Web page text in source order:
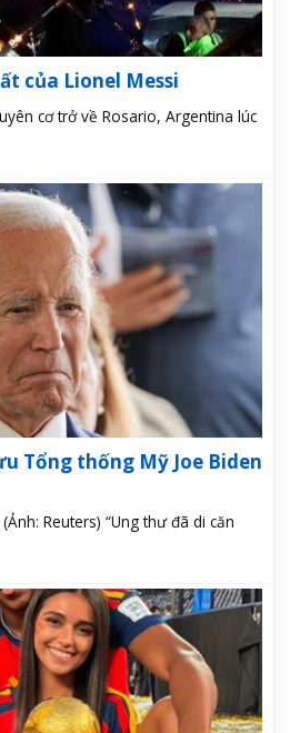
của Lionel Messi
cơ trở về Rosario, Argentina lúc
Tổng thống Mỹ Joe Biden
Reuters) “Ung thư đã di căn